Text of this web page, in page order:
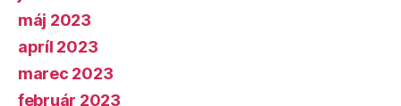
máj 2023
apríl 2023
marec 2023
február 2023